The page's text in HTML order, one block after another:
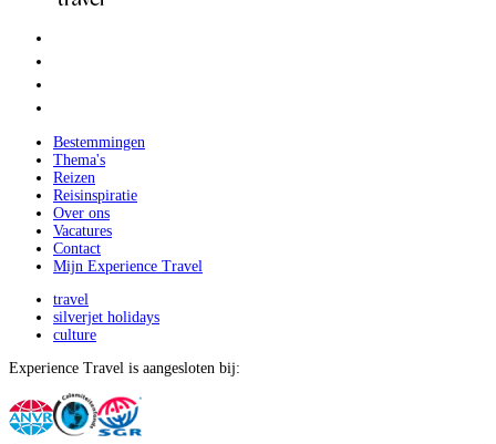
Bestemmingen
Thema's
Reizen
Reisinspiratie
Over ons
Vacatures
Contact
Mijn Experience Travel
travel
silverjet holidays
culture
Experience Travel is aangesloten bij: